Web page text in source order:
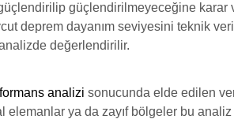
güçlendirilmeyeceğine karar
deprem dayanım seviyesini teknik
değerlendirilir.
analizi sonucunda elde edilen
elemanlar ya da zayıf bölgeler bu